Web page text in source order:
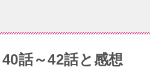
話～42話と感想